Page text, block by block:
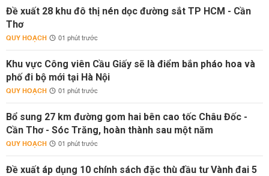
Đề xuất 28 khu đô thị nén dọc đường sắt TP HCM - Cần
Thơ
QUY HOẠCH 01 phút trước
Khu vực Công viên Cầu Giấy sẽ là điểm bắn pháo hoa và
phố đi bộ mới tại Hà Nội
QUY HOẠCH 01 phút trước
Bổ sung 27 km đường gom hai bên cao tốc Châu Đốc -
Cần Thơ - Sóc Trăng, hoàn thành sau một năm
QUY HOẠCH 01 phút trước
Đề xuất áp dụng 10 chính sách đặc thù đầu tư Vành đai 5